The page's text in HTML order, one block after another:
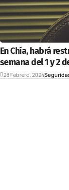
En Chía, habrá
semana del 1 y 2
28 Febrero, 2024